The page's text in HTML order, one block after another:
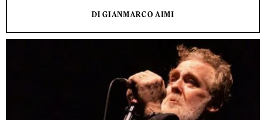
DI GIANMARCO AIMI